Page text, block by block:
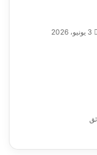
3 يونيو، 2026